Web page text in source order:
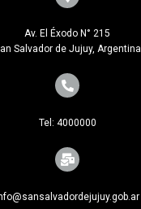
Av. El Éxodo N° 215
Salvador de Jujuy, Argentina
Tel: 4000000